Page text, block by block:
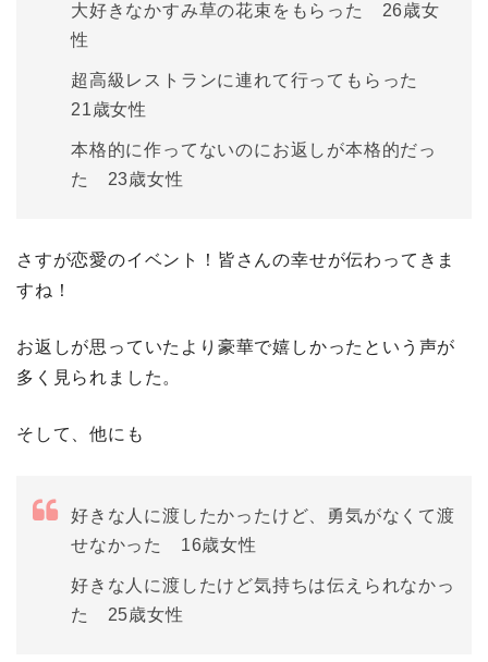
大好きなかすみ草の花束をもらった 26歳女
性
超高級レストランに連れて行ってもらった
21歳女性
本格的に作ってないのにお返しが本格的だっ
た 23歳女性
さすが恋愛のイベント！皆さんの幸せが伝わってきま
すね！
お返しが思っていたより豪華で嬉しかったという声が
多く見られました。
そして、他にも
好きな人に渡したかったけど、勇気がなくて渡
せなかった 16歳女性
好きな人に渡したけど気持ちは伝えられなかっ
た 25歳女性